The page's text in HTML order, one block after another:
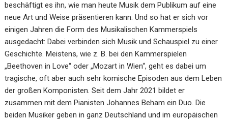
beschäftigt es ihn, wie man heute Musik dem Publikum auf eine
neue Art und Weise präsentieren kann. Und so hat er sich vor
einigen Jahren die Form des Musikalischen Kammerspiels
ausgedacht: Dabei verbinden sich Musik und Schauspiel zu einer
Geschichte. Meistens, wie z. B. bei den Kammerspielen
„Beethoven in Love“ oder „Mozart in Wien“, geht es dabei um
tragische, oft aber auch sehr komische Episoden aus dem Leben
der großen Komponisten. Seit dem Jahr 2021 bildet er
zusammen mit dem Pianisten Johannes Beham ein Duo. Die
beiden Musiker geben in ganz Deutschland und im europäischen